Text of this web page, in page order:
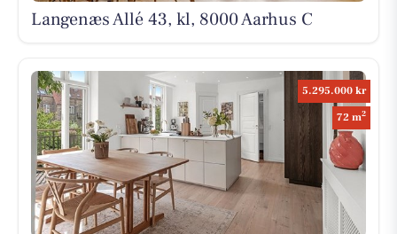
Langenæs Allé 43, kl, 8000 Aarhus C
5.295.000 kr
72 m2